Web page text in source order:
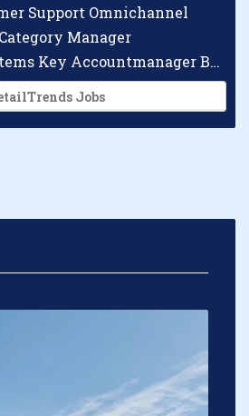
Support Omnichannel
Manager
Checkpoint Systems Key Accountmanager Benelux
Jobs